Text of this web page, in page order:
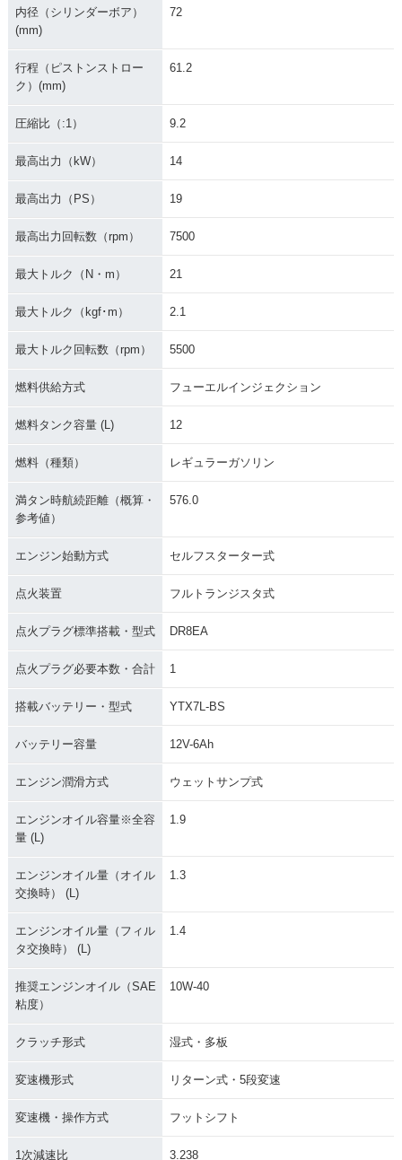
内径（シリンダーボア）
(mm)
72
行程（ピストンストロー
ク）(mm)
61.2
圧縮比（:1） 9.2
最高出力（kW） 14
最高出力（PS） 19
最高出力回転数（rpm） 7500
最大トルク（N・m） 21
最大トルク（kgf･m） 2.1
最大トルク回転数（rpm） 5500
燃料供給方式 フューエルインジェクション
燃料タンク容量 (L) 12
燃料（種類） レギュラーガソリン
満タン時航続距離（概算・
参考値）
576.0
エンジン始動方式 セルフスターター式
点火装置 フルトランジスタ式
点火プラグ標準搭載・型式 DR8EA
点火プラグ必要本数・合計 1
搭載バッテリー・型式 YTX7L-BS
バッテリー容量 12V-6Ah
エンジン潤滑方式 ウェットサンプ式
エンジンオイル容量※全容
量 (L)
1.9
エンジンオイル量（オイル
交換時） (L)
1.3
エンジンオイル量（フィル
タ交換時） (L)
1.4
推奨エンジンオイル（SAE
粘度）
10W-40
クラッチ形式 湿式・多板
変速機形式 リターン式・5段変速
変速機・操作方式 フットシフト
1次減速比 3.238